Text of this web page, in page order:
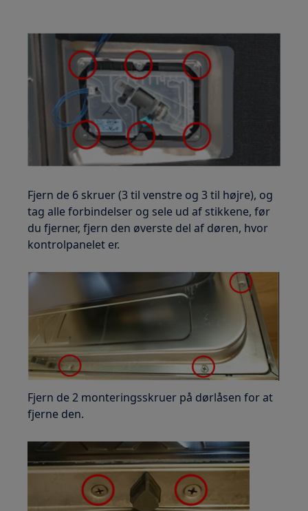
Fjern de 6 skruer (3 til venstre og 3 til højre), og
tag alle forbindelser og sele ud af stikkene, før
du fjerner, fjern den øverste del af døren, hvor
kontrolpanelet er.
Fjern de 2 monteringsskruer på dørlåsen for at
fjerne den.